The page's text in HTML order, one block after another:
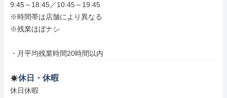
9:45～18:45／10:45～19:45
※時間帯は店舗により異なる
※残業ほぼナシ
・月平均残業時間20時間以内
休日・休暇
休日休暇